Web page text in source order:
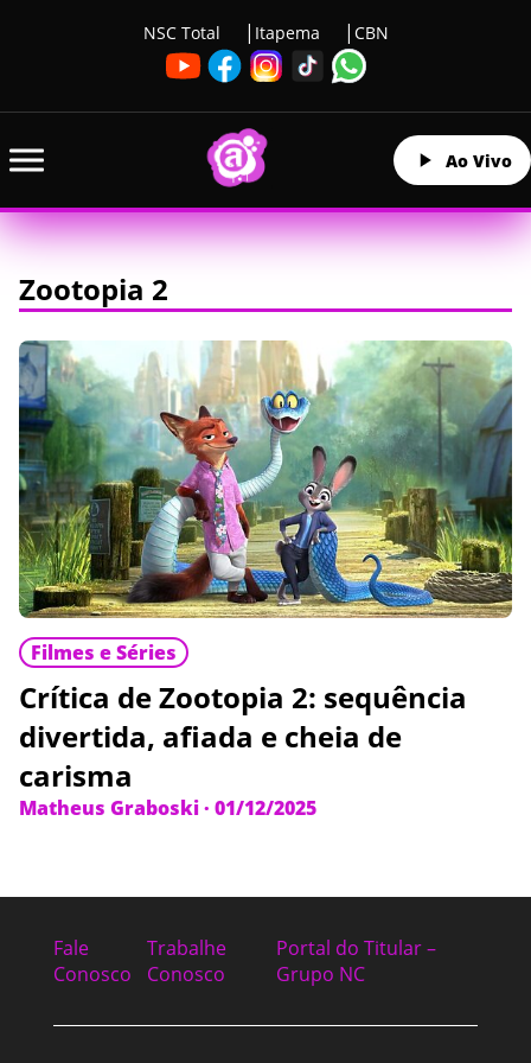
NSC Total Itapema CBN
Ao Vivo
Zootopia 2
Filmes e Séries
Crítica de Zootopia 2: sequência
divertida, afiada e cheia de
carisma
Matheus Graboski· 01/12/2025
Fale
Conosco
Trabalhe
Conosco
Portal do Titular –
Grupo NC